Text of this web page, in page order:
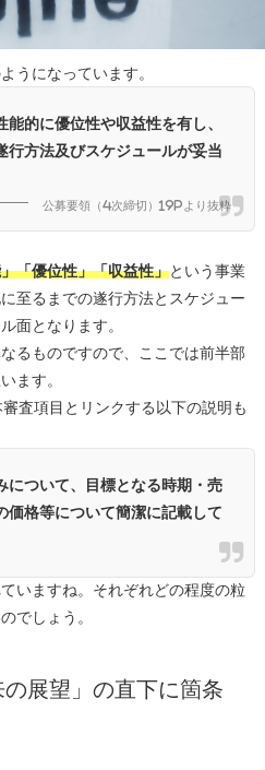
うになっています。
的に優位性や収益性を有し、
行方法及びスケジュールが妥当
公募要領（4次締切）19Pより抜粋
「優位性」「収益性」という事業
至るまでの遂行方法とスケジュー
面となります。
るものですので、ここでは前半部
ます。
査項目とリンクする以下の説明も
について、目標となる時期・売
価格等について簡潔に記載して
いますね。それぞれどの程度の粒
でしょう。
展望」の直下に箇条